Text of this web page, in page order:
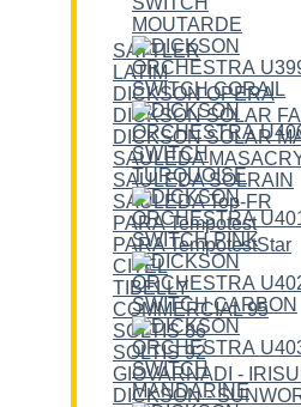
SATTLER
LATIM
DICKSON OPERA
DICKSON SOLAR
DICKSON SOLAR
SAULEDA
SAULEDA SOLRAIN
SAULEDA Top-FR
PARA Tempotest
PARA TempotestStar
CITEL
TIBELLY
COMMERCIAL 95
SOLTIS 86
SOLTIS 92
GIOVARNADI -
DICKSON -